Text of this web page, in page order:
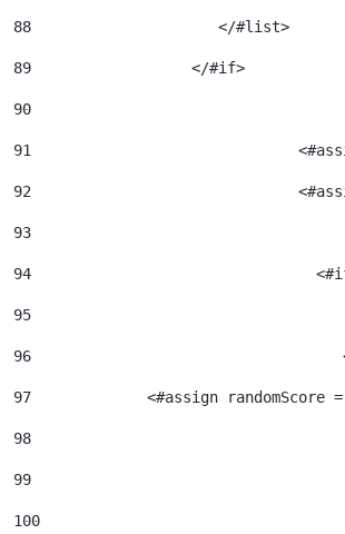
88
		       </#list>
89
		    </#if>
90
91
92
93
94
95
96
97
<#assign randomScore
98
99
100